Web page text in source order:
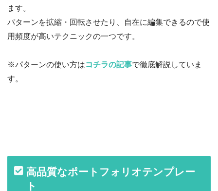
ます。
パターンを拡縮・回転させたり、自在に編集できるので使
用頻度が高いテクニックの一つです。
※パターンの使い方はコチラの記事で徹底解説していま
す。
高品質なポートフォリオテンプレー
ト